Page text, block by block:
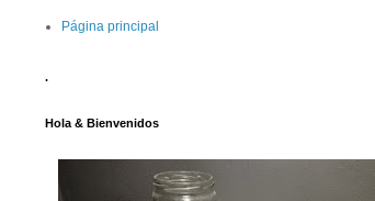
Página principal
.
Hola & Bienvenidos